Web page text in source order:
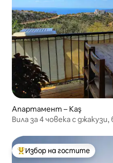
Апартамент – Kaş
Вила за 4 човека с
Най-популярен избор на
Избор на гостите